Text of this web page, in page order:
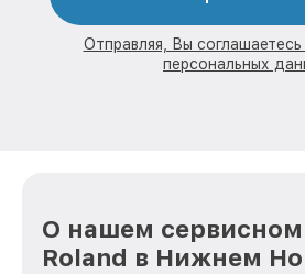
Отправляя, Вы
персональных
О нашем
Roland в Нижнем